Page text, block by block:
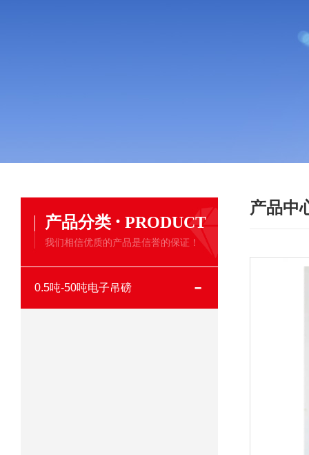
产品分类 · PRODUCT
我们相信优质的产品是信誉的保证！
0.5吨-50吨电子吊磅
产品中